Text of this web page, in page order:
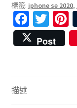
收
購
iphonese
白
新
標籤: iphone se 2020,
Fa
ce
b
T
wi
tt
Post
描述